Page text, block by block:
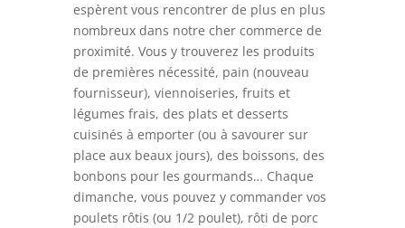
espèrent vous rencontrer de plus en plus
nombreux dans notre cher commerce de
proximité. Vous y trouverez les produits
de premières nécessité, pain (nouveau
fournisseur), viennoiseries, fruits et
légumes frais, des plats et desserts
cuisinés à emporter (ou à savourer sur
place aux beaux jours), des boissons, des
bonbons pour les gourmands… Chaque
dimanche, vous pouvez y commander vos
poulets rôtis (ou 1/2 poulet), rôti de porc